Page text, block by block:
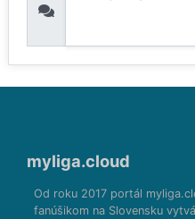
myliga.cloud
Od roku 2017 portál
fanúšikom na Slovensku